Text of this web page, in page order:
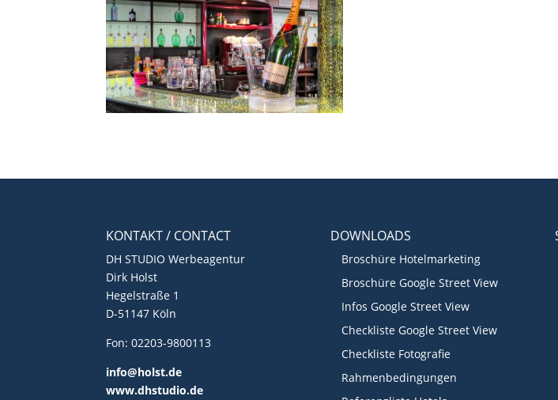
KONTAKT / CONTACT
DH STUDIO Werbeagentur
Dirk Holst
Hegelstraße 1
D-51147 Köln
Fon: 02203-9800113
info@holst.de
www.dhstudio.de
DOWNLOADS
Broschüre Hotelmarketing
Broschüre Google Street View
Infos Google Street View
Checkliste Google Street View
Checkliste Fotografie
Rahmenbedingungen